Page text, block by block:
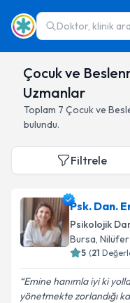
Doktor, klinik
Çocuk ve
Uzmanlar
Toplam 7 Çocuk ve
bulundu.
Filtrele
Psk. Dan.
Psikolojik
Bursa, Nilüfer
5 (21
Emine hanımla iyi ki
yönetmekte zorlandığı